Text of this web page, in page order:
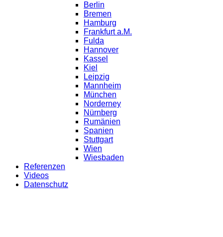
Berlin
Bremen
Hamburg
Frankfurt a.M.
Fulda
Hannover
Kassel
Kiel
Leipzig
Mannheim
München
Norderney
Nürnberg
Rumänien
Spanien
Stuttgart
Wien
Wiesbaden
Referenzen
Videos
Datenschutz